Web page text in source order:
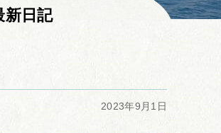
新日記
2023年9月1日